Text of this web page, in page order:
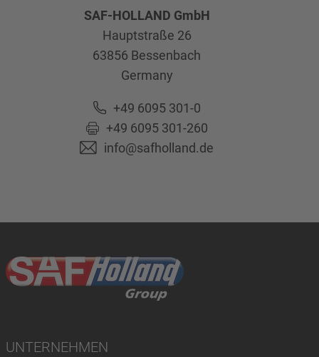
SAF-HOLLAND GmbH
Hauptstraße 26
63856 Bessenbach
Germany
+49 6095 301-0
+49 6095 301-260
info@safholland.de
UNTERNEHMEN